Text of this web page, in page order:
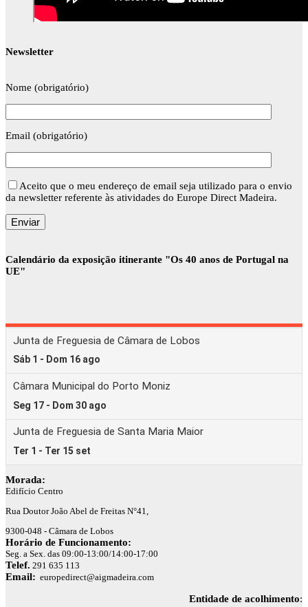
Newsletter
Nome (obrigatório)
Email (obrigatório)
Aceito que o meu endereço de email seja utilizado para o envio
da newsletter referente às atividades do Europe Direct Madeira.
Calendário da exposição itinerante "Os 40 anos de Portugal na
UE"
Morada:
Edifício Centro
Rua Doutor João Abel de Freitas N°41,
9300-048 - Câmara de Lobos
Horário de Funcionamento:
Seg. a Sex. das 09:00-13:00/14:00-17:00
Telef. 291 635 113
Email: europedirect@aigmadeira.com
Entidade de acolhimento: